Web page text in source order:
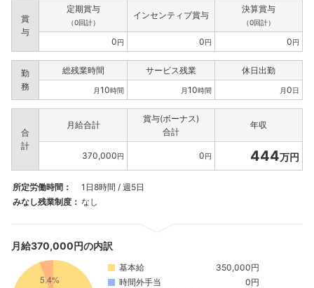
賞
与
定期賞与
（0回計）
インセンティブ賞与
決算賞与
（0回計）
0円 0円 0円
勤
務
総残業時間 サービス残業 休日出勤
月10時間 月10時間 月0日
合
計
月給合計
賞与(ボーナス)
合計
年収
370,000円 0円 444万円
所定労働時間：
1日8時間 / 週5日
みなし残業制度： なし
月給370,000円の内訳
基本給
350,000円
時間外手当
0円